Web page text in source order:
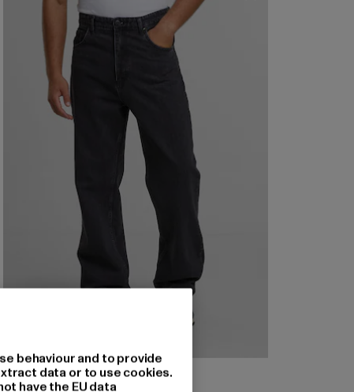
2Y STUDIOS
Adrik Basic Baggy Jeans
behaviour and to provide
data or to use cookies.
have the EU data